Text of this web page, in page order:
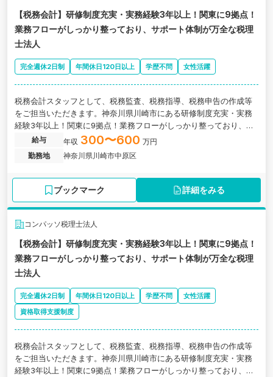
【税務会計】研修制度充実・実務経験3年以上！関東に9拠点！
業務フローがしっかり整っており、サポート体制が万全な税理
士法人
完全週休2日制 年間休日120日以上 学歴不問 女性活躍
税務会計スタッフとして、税務監査、税務指導、税務申告の作成等
をご担当いただきます。神奈川県川崎市にある研修制度充実・実務
経験3年以上！関東に9拠点！業務フローがしっかり整っており、サ
ポート体制が万全な税理士法人の求人です。
給与 年収 300〜600 万円
勤務地
神奈川県川崎市中原区
ブックマーク 詳細をみる
コンパッソ税理士法人
【税務会計】研修制度充実・実務経験3年以上！関東に9拠点！
業務フローがしっかり整っており、サポート体制が万全な税理
士法人
完全週休2日制 年間休日120日以上 学歴不問
女性活躍
資格取得支援制度
税務会計スタッフとして、税務監査、税務指導、税務申告の作成等
をご担当いただきます。神奈川県川崎市にある研修制度充実・実務
経験3年以上！関東に9拠点！業務フローがしっかり整っており、サ